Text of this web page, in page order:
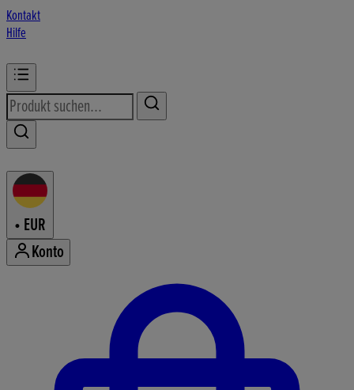
Kontakt
Hilfe
• EUR
Konto